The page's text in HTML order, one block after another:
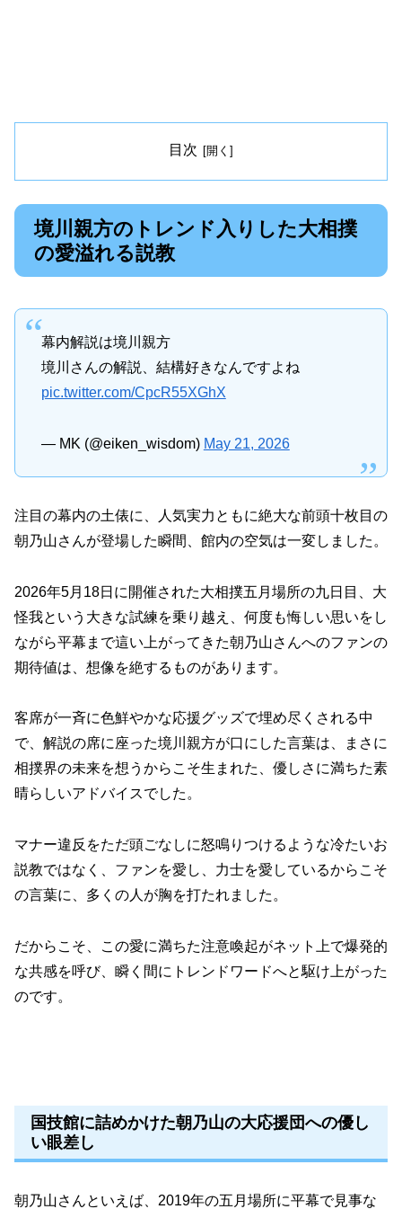
目次
境川親方のトレンド入りした大相撲
の愛溢れる説教
幕内解説は境川親方
境川さんの解説、結構好きなんですよね
pic.twitter.com/CpcR55XGhX
— MK (@eiken_wisdom) May 21, 2026
注目の幕内の土俵に、人気実力ともに絶大な前頭十枚目の
朝乃山さんが登場した瞬間、館内の空気は一変しました。
2026年5月18日に開催された大相撲五月場所の九日目、大
怪我という大きな試練を乗り越え、何度も悔しい思いをし
ながら平幕まで這い上がってきた朝乃山さんへのファンの
期待値は、想像を絶するものがあります。
客席が一斉に色鮮やかな応援グッズで埋め尽くされる中
で、解説の席に座った境川親方が口にした言葉は、まさに
相撲界の未来を想うからこそ生まれた、優しさに満ちた素
晴らしいアドバイスでした。
マナー違反をただ頭ごなしに怒鳴りつけるような冷たいお
説教ではなく、ファンを愛し、力士を愛しているからこそ
の言葉に、多くの人が胸を打たれました。
だからこそ、この愛に満ちた注意喚起がネット上で爆発的
な共感を呼び、瞬く間にトレンドワードへと駆け上がった
のです。
国技館に詰めかけた朝乃山の大応援団への優し
い眼差し
朝乃山さんといえば、2019年の五月場所に平幕で見事な